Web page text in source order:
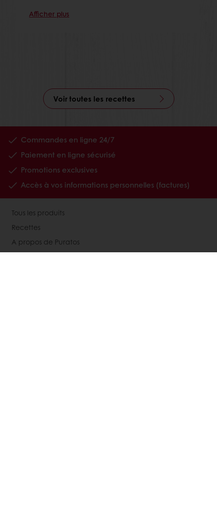
Afficher plus
Voir toutes les recettes
Commandes en ligne 24/7
Paiement en ligne sécurisé
Promotions exclusives
Accès à vos informations personnelles (factures)
Tous les produits
Recettes
A propos de Puratos